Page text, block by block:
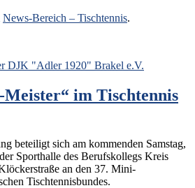
News-Bereich – Tischtennis.
DJK "Adler 1920" Brakel e.V.
im Tischtennis
beteiligt sich am kommenden Samstag,
Sporthalle des Berufskollegs Kreis
an den 37. Mini-
Tischtennisbundes.